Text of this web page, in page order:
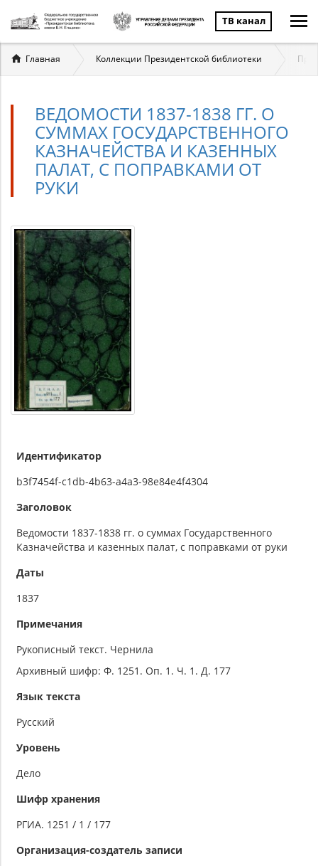
ТВ канал
Вы
здесь
Главная Коллекции Президентской библиотеки
ВЕДОМОСТИ 1837-1838 ГГ. О
СУММАХ ГОСУДАРСТВЕННОГО
КАЗНАЧЕЙСТВА И КАЗЕННЫХ
ПАЛАТ, С ПОПРАВКАМИ ОТ
РУКИ
Идентификатор
b3f7454f-c1db-4b63-a4a3-98e84e4f4304
Заголовок
Ведомости 1837-1838 гг. о суммах Государственного
Казначейства и казенных палат, с поправками от руки
Даты
1837
Примечания
Рукописный текст. Чернила
Архивный шифр: Ф. 1251. Оп. 1. Ч. 1. Д. 177
Язык текста
Русский
Уровень
Дело
Шифр хранения
РГИА. 1251 / 1 / 177
Организация-создатель записи